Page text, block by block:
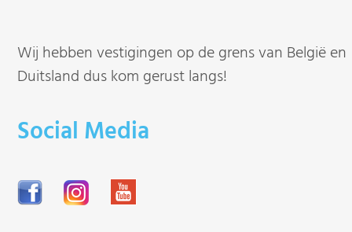
Wij hebben vestigingen op de grens van België en
Duitsland dus kom gerust langs!
Social Media